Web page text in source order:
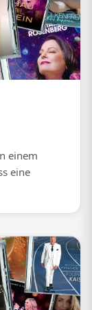
einem
eine